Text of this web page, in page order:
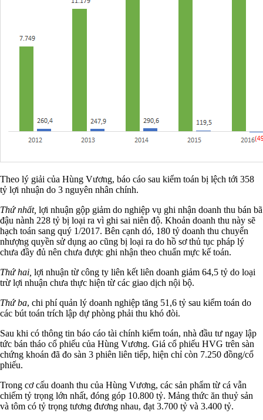
Theo lý giải của Hùng Vương, báo cáo sau kiểm toán bị lệch tới 358
tỷ lợi nhuận do 3 nguyên nhân chính.
Thứ nhất, lợi nhuận gộp giảm do nghiệp vụ ghi nhận doanh thu bán bã
đậu nành 228 tỷ bị loại ra vì ghi sai niên độ. Khoản doanh thu này sẽ
hạch toán sang quý 1/2017. Bên cạnh dó, 180 tỷ doanh thu chuyển
nhượng quyền sử dụng ao cũng bị loại ra do hồ sơ thủ tục pháp lý
chưa đầy đủ nên chưa được ghi nhận theo chuẩn mực kế toán.
Thứ hai, lợi nhuận từ công ty liên kết liên doanh giảm 64,5 tỷ do loại
trừ lợi nhuận chưa thực hiện từ các giao dịch nội bộ.
Thứ ba, chi phí quản lý doanh nghiệp tăng 51,6 tỷ sau kiểm toán do
các bút toán trích lập dự phòng phải thu khó đòi.
Sau khi có thông tin báo cáo tài chính kiểm toán, nhà đầu tư ngay lập
tức bán tháo cổ phiếu của Hùng Vương. Giá cổ phiếu HVG trên sàn
chứng khoán đã đo sàn 3 phiên liên tiếp, hiện chỉ còn 7.250 đồng/cổ
phiếu.
Trong cơ cấu doanh thu của Hùng Vương, các sản phẩm từ cá vẫn
chiếm tỷ trọng lớn nhất, đóng góp 10.800 tỷ. Mảng thức ăn thuỷ sản
và tôm có tỷ trọng tương đương nhau, đạt 3.700 tỷ và 3.400 tỷ.